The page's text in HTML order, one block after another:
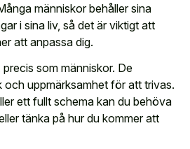
människor behåller sina
i sina liv, så det är viktigt att
att anpassa dig.
som människor. De
och uppmärksamhet för att trivas.
ett fullt schema kan du behöva
tänka på hur du kommer att